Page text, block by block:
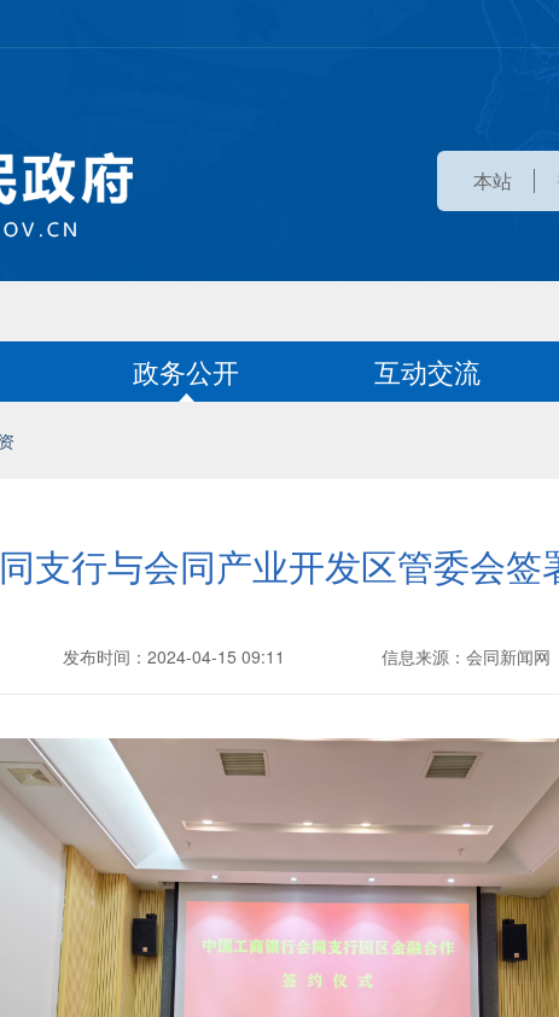
本站
政务公开 互动交流
支行与会同产业开发区管委会签
发布时间：2024-04-15 09:11 信息来源：会同新闻网